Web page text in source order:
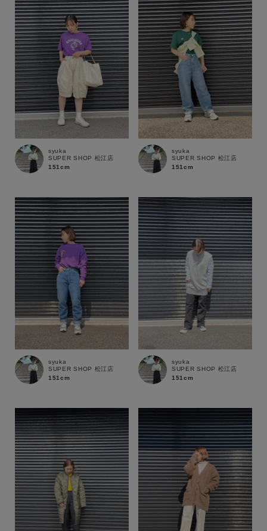
サイズ
ブランド
syuka
SUPER SHOP 松江店
151cm
syuka
SUPER SHOP 松江店
151cm
syuka
SUPER SHOP 松江店
151cm
syuka
SUPER SHOP 松江店
151cm